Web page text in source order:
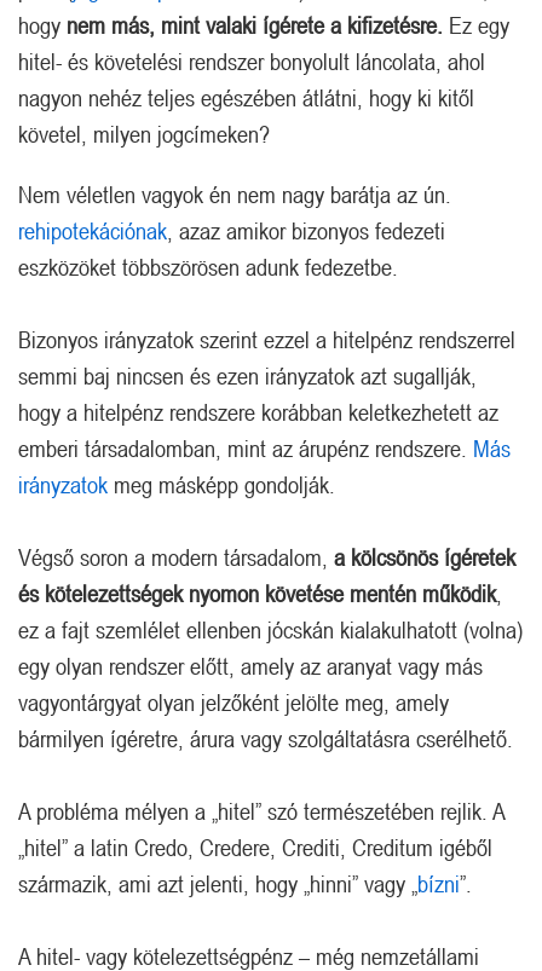
hogy nem más, mint valaki ígérete a kifizetésre. Ez egy
hitel- és követelési rendszer bonyolult láncolata, ahol
nagyon nehéz teljes egészében átlátni, hogy ki kitől
követel, milyen jogcímeken?
Nem véletlen vagyok én nem nagy barátja az ún.
rehipotekációnak , azaz amikor bizonyos fedezeti
eszközöket többszörösen adunk fedezetbe.
Bizonyos irányzatok szerint ezzel a hitelpénz rendszerrel
semmi baj nincsen és ezen irányzatok azt sugallják,
hogy a hitelpénz rendszere korábban keletkezhetett az
emberi társadalomban, mint az árupénz rendszere. Más
irányzatok meg másképp gondolják.
Végső soron a modern társadalom, a kölcsönös ígéretek
és kötelezettségek nyomon követése mentén működik,
ez a fajt szemlélet ellenben jócskán kialakulhatott (volna)
egy olyan rendszer előtt, amely az aranyat vagy más
vagyontárgyat olyan jelzőként jelölte meg, amely
bármilyen ígéretre, árura vagy szolgáltatásra cserélhető.
A probléma mélyen a „hitel” szó természetében rejlik. A
„hitel” a latin Credo, Credere, Crediti, Creditum igéből
származik, ami azt jelenti, hogy „hinni” vagy „ bízni”.
A hitel- vagy kötelezettségpénz – még nemzetállami